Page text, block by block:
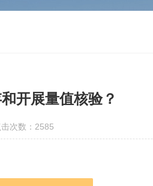
开展量值核验？
次数：2585